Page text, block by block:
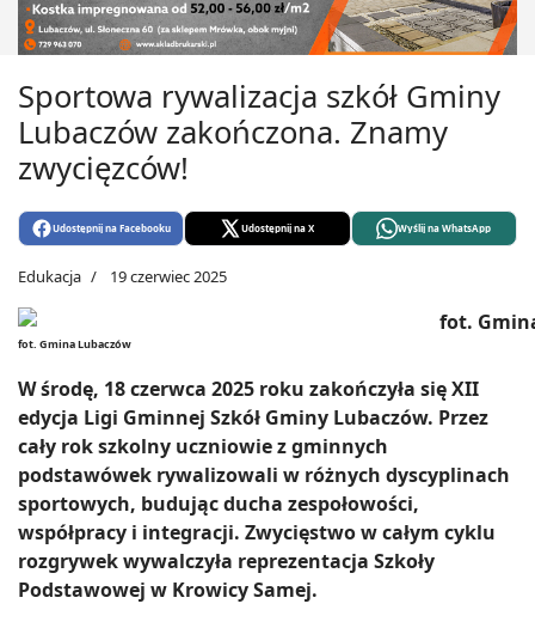
Sportowa rywalizacja szkół Gminy
Lubaczów zakończona. Znamy
zwycięzców!
Udostępnij na Facebooku Udostępnij na X Wyślij na WhatsApp
Edukacja 19 czerwiec 2025
fot. Gmina Lubaczów
W środę, 18 czerwca 2025 roku zakończyła się XII
edycja Ligi Gminnej Szkół Gminy Lubaczów. Przez
cały rok szkolny uczniowie z gminnych
podstawówek rywalizowali w różnych dyscyplinach
sportowych, budując ducha zespołowości,
współpracy i integracji. Zwycięstwo w całym cyklu
rozgrywek wywalczyła reprezentacja Szkoły
Podstawowej w Krowicy Samej.